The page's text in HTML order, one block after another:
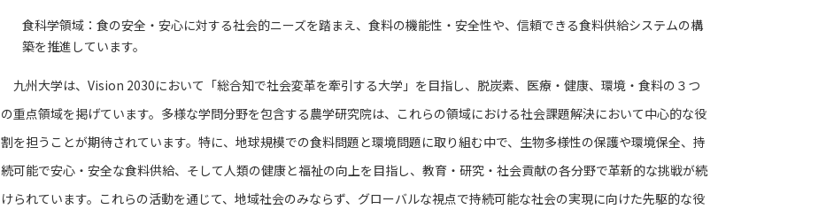
食科学領域：食の安全・安心に対する社会的ニーズを踏まえ、食料の機能性・安全性や、信頼できる食料供給システムの構
築を推進しています。
九州大学は、Vision 2030において「総合知で社会変革を牽引する大学」を目指し、脱炭素、医療・健康、環境・食料の３つ
の重点領域を掲げています。多様な学問分野を包含する農学研究院は、これらの領域における社会課題解決において中心的な役
割を担うことが期待されています。特に、地球規模での食料問題と環境問題に取り組む中で、生物多様性の保護や環境保全、持
続可能で安心・安全な食料供給、そして人類の健康と福祉の向上を目指し、教育・研究・社会貢献の各分野で革新的な挑戦が続
けられています。これらの活動を通じて、地域社会のみならず、グローバルな視点で持続可能な社会の実現に向けた先駆的な役